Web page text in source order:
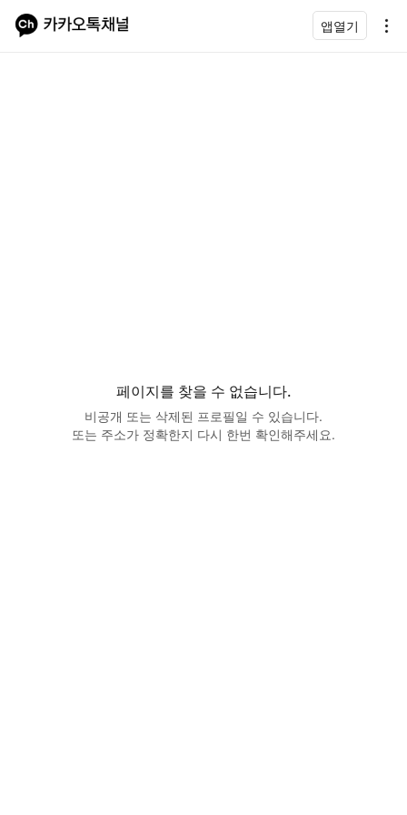
앱열기
페이지를 찾을 수 없습니다.
비공개 또는 삭제된 프로필일 수 있습니다.
또는 주소가 정확한지 다시 한번 확인해주세요.